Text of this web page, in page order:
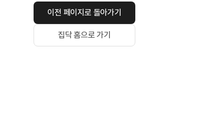
이전 페이지로 돌아가기
집닥 홈으로 가기